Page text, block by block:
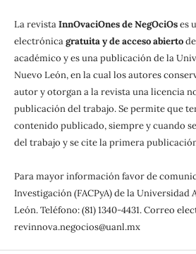
La revistaInnOvaciOnes de NegOciOses
electrónicagratuita y de acceso abierto
académico y es una publicación de la
Nuevo León, en la cual los autores
autor y otorgan a la revista una licencia
publicación del trabajo. Se permite que
contenido publicado, siempre y cuando
del trabajo y se cite la primera
Para mayor información favor de
Investigación (FACPyA) de la Universidad
León. Teléfono: (81) 1340-4431. Correo
revinnova.negocios@uanl.mx